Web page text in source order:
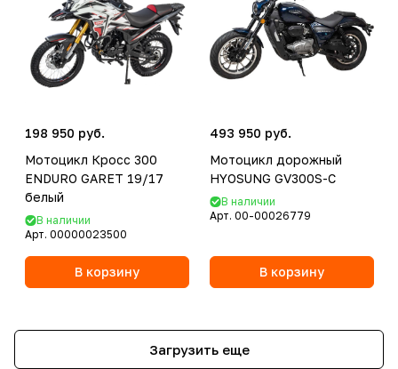
198 950 руб.
Мотоцикл Кросс 300
ENDURO GARET 19/17
белый
В наличии
Арт. 00000023500
В корзину
493 950 руб.
Мотоцикл дорожный
HYOSUNG GV300S-C
В наличии
Арт. 00-00026779
В корзину
Загрузить еще